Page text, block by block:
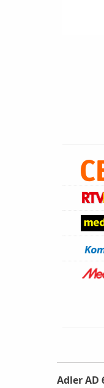
Adler AD